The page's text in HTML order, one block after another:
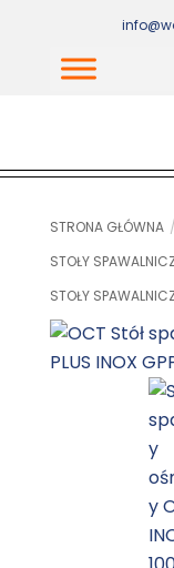
content
STRONA GŁÓWNA
STOŁY
STOŁY